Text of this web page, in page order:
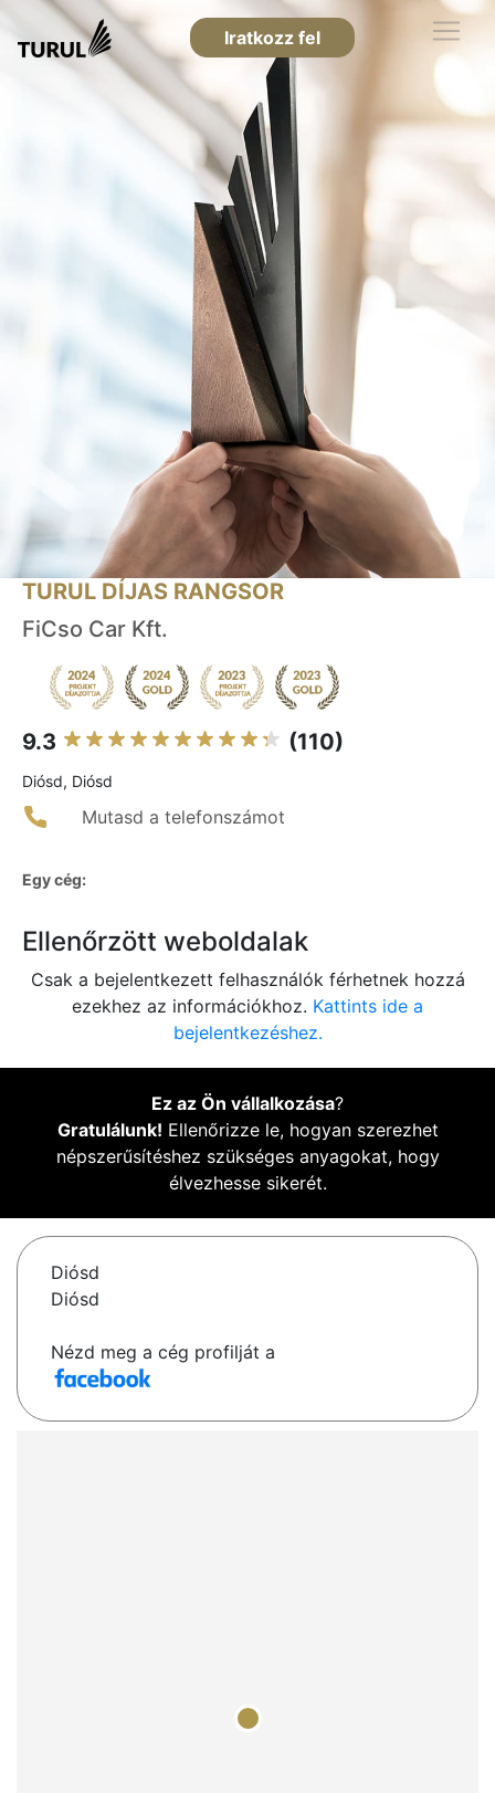
Iratkozz fel
TURUL DÍJAS RANGSOR
FiCso Car Kft.
9.3 (110)
Diósd, Diósd
Mutasd a telefonszámot
Egy cég:
Ellenőrzött weboldalak
Csak a bejelentkezett felhasználók férhetnek hozzá
ezekhez az információkhoz. Kattints ide a
bejelentkezéshez.
Ez az Ön vállalkozása?
Gratulálunk! Ellenőrizze le, hogyan szerezhet
népszerűsítéshez szükséges anyagokat, hogy
élvezhesse sikerét.
Diósd
Diósd
Nézd meg a cég profilját a